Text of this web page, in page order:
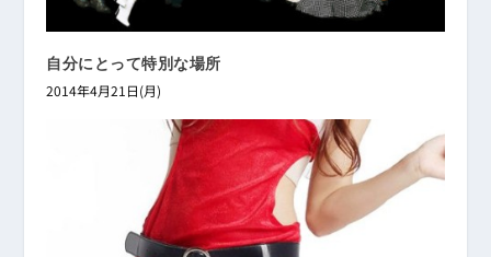
自分にとって特別な場所
2014年4月21日(月)